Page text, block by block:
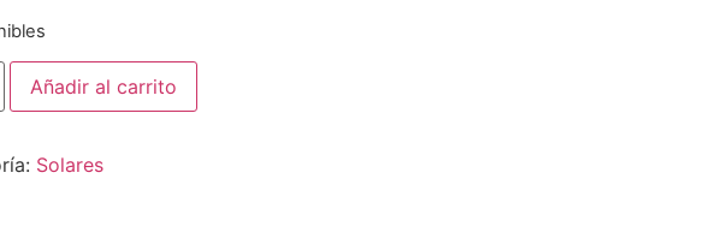
Añadir al carrito
Solares